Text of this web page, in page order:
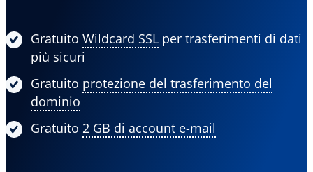
Gratuito Wildcard SSL per trasferimenti di dati
più sicuri
Gratuito protezione del trasferimento del
dominio
Gratuito 2 GB di account e-mail